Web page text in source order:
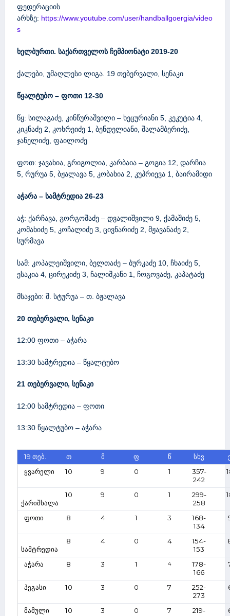
ფედერაციის
არხზე: https://www.youtube.com/user/handballgoergia/video
s
ხელბურთი. საქართველოს ჩემპიონატი 2019-20
ქალები, უმაღლესი ლიგა. 19 თებერვალი, სენაკი
წყალტუბო – ფოთი 12-30
წყ: სილაგაძე, კინწურაშვილი – ხეცურიანი 5, კეკუტია 4,
კიკნაძე 2, კოხრეიძე 1, ბენდელიანი, შალამბერიძე,
ჯანელიძე, ფაილოძე
ფოთ: ჯავახია, გრიგოლია, კარბაია – გოგია 12, დარჩია
5, რურუა 5, ბჟალავა 5, კობახია 2, კუპრიევა 1, ბაირამიდი
აჭარა – სამტრედია 26-23
აჭ: ქარჩავა, გორგოშაძე – დვალიშვილი 9, ქამაშიძე 5,
კომახიძე 5, კოჩალიძე 3, ცივნარიძე 2, მჟავანაძე 2,
სურმავა
სამ: კოპალეიშვილი, ბელთაძე – ბურკაძე 10, ჩხაიძე 5,
ესაკია 4, ცირეკიძე 3, ჩალიშკანი 1, ჩოგოვაძე, კაპატაძე
მსაჯები: შ. სტურუა – თ. ბჟალავა
20 თებერვალი, სენაკი
12:00 ფოთი – აჭარა
13:30 სამტრედია – წყალტუბო
21 თებერვალი, სენაკი
12:00 სამტრედია – ფოთი
13:30 წყალტუბო – აჭარა
19 თებ. თ მ ფ წ სხვ
ყვარელი
10 9 0 1
357-
242
ქარიშხალა
10 9 0 1
299-
258
ფოთი 8 4 1 3
168-
134
სამტრედია
8 4 0 4
154-
153
აჭარა 8 3 1 4
178-
166
პეგასი 10 3 0 7
252-
273
მამული 10 3 0 7
219-